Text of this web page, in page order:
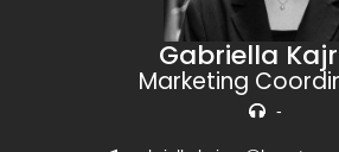
Gabriella
Marketing
-